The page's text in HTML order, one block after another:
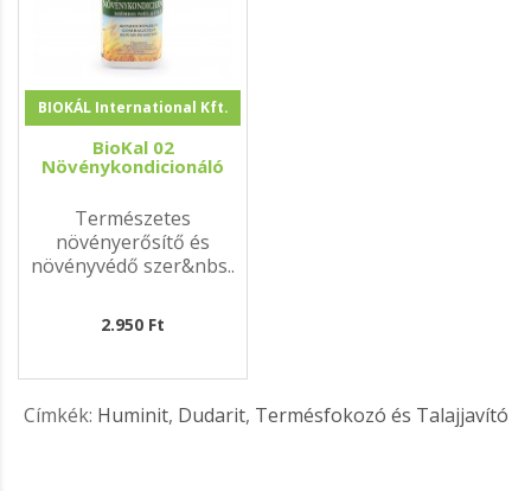
BIOKÁL International Kft.
BioKal 02
Növénykondicionáló
Természetes
növényerősítő és
növényvédő szer&nbs..
2.950 Ft
Címkék: Huminit, Dudarit, Termésfokozó és Talajjavító